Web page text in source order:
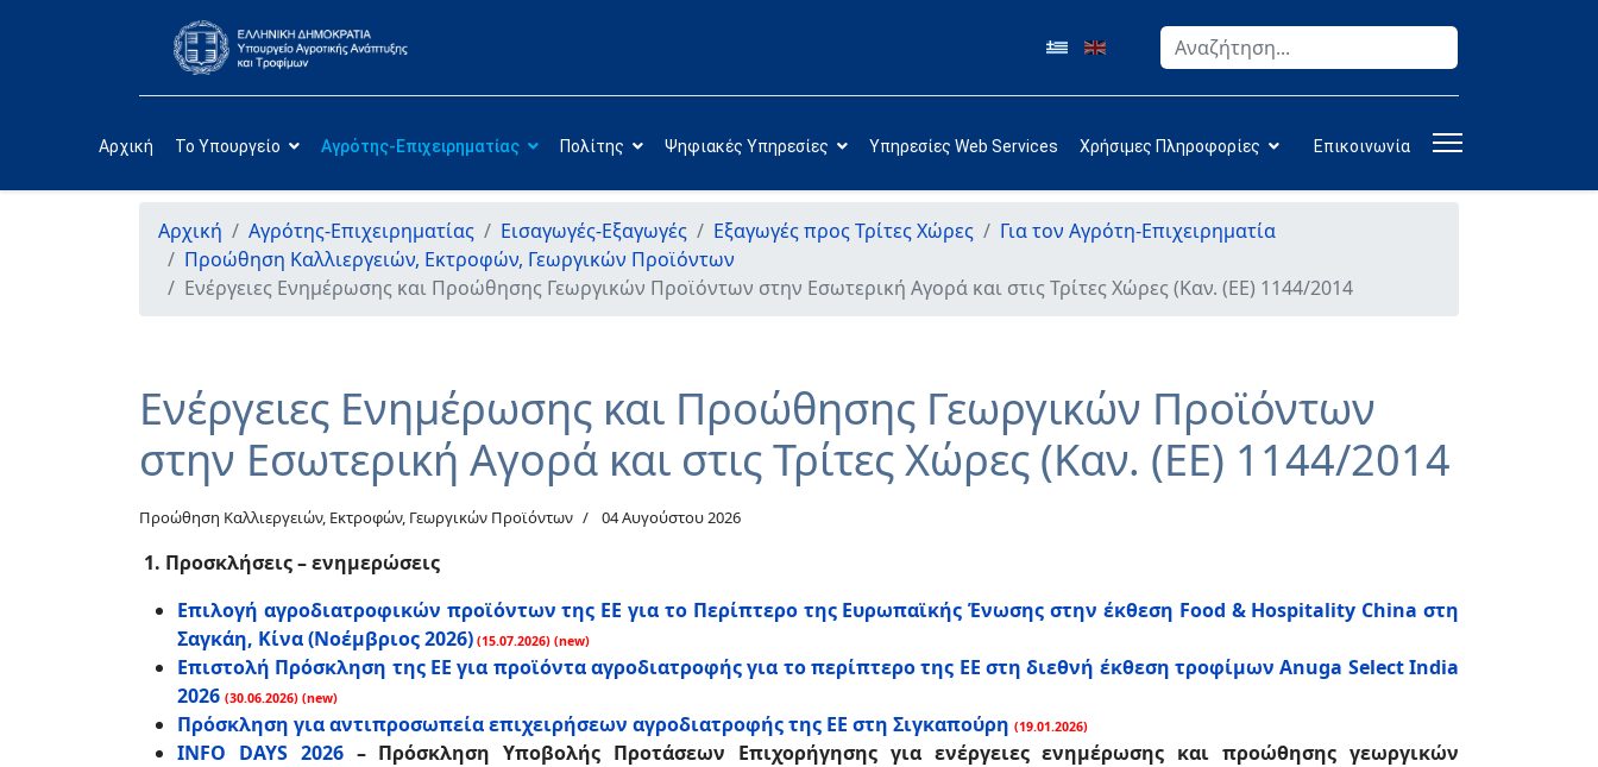
Αναζήτηση
Αρχική Το Υπουργείο Αγρότης-Επιχειρηματίας Πολίτης Ψηφιακές Υπηρεσίες Υπηρεσίες Web Services Χρήσιμες Πληροφορίες Επικοινωνία
Αρχική Αγρότης-Επιχειρηματίας Εισαγωγές-Εξαγωγές Εξαγωγές προς Τρίτες Χώρες
Για τον Αγρότη-Επιχειρηματία
Προώθηση Καλλιεργειών, Εκτροφών, Γεωργικών Προϊόντων
Ενέργειες Ενημέρωσης και Προώθησης Γεωργικών Προϊόντων στην Εσωτερική Αγορά και στις Τρίτες Χώρες (Καν. (ΕΕ) 1144/2014
Ενέργειες Ενημέρωσης και Προώθησης Γεωργικών Προϊόντων
στην Εσωτερική Αγορά και στις Τρίτες Χώρες (Καν. (ΕΕ) 1144/2014
Προώθηση Καλλιεργειών, Εκτροφών, Γεωργικών Προϊόντων 04 Αυγούστου 2026
1. Προσκλήσεις – ενημερώσεις
Επιλογή αγροδιατροφικών προϊόντων της ΕΕ για το Περίπτερο της Ευρωπαϊκής Ένωσης στην έκθεση Food & Hospitality China στη
Σαγκάη, Κίνα (Νοέμβριος 2026) (15.07.2026) (new)
Επιστολή Πρόσκληση της ΕΕ για προϊόντα αγροδιατροφής για το περίπτερο της ΕΕ στη διεθνή έκθεση τροφίμων Anuga Select India
2026 (30.06.2026) (new)
Πρόσκληση για αντιπροσωπεία επιχειρήσεων αγροδιατροφής της ΕΕ στη Σιγκαπούρη (19.01.2026)
INFO DAYS 2026 – Πρόσκληση Υποβολής Προτάσεων Επιχορήγησης για ενέργειες ενημέρωσης και προώθησης γεωργικών